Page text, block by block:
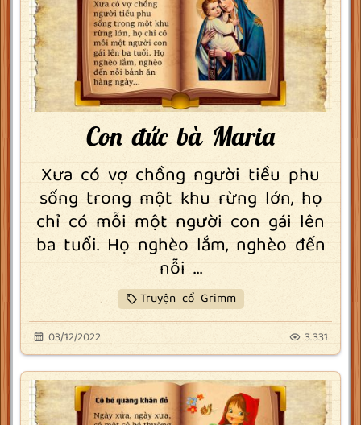
Con đức bà Maria
Xưa có vợ chồng người tiều phu
sống trong một khu rừng lớn, họ
chỉ có mỗi một người con gái lên
ba tuổi. Họ nghèo lắm, nghèo đến
nỗi ...
Truyện cổ Grimm
03/12/2022 3.331